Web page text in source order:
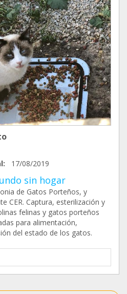
17/08/2019
sin hogar
de Gatos Porteños, y
CER. Captura, esterilización y
felinas y gatos porteños
para alimentación,
del estado de los gatos.